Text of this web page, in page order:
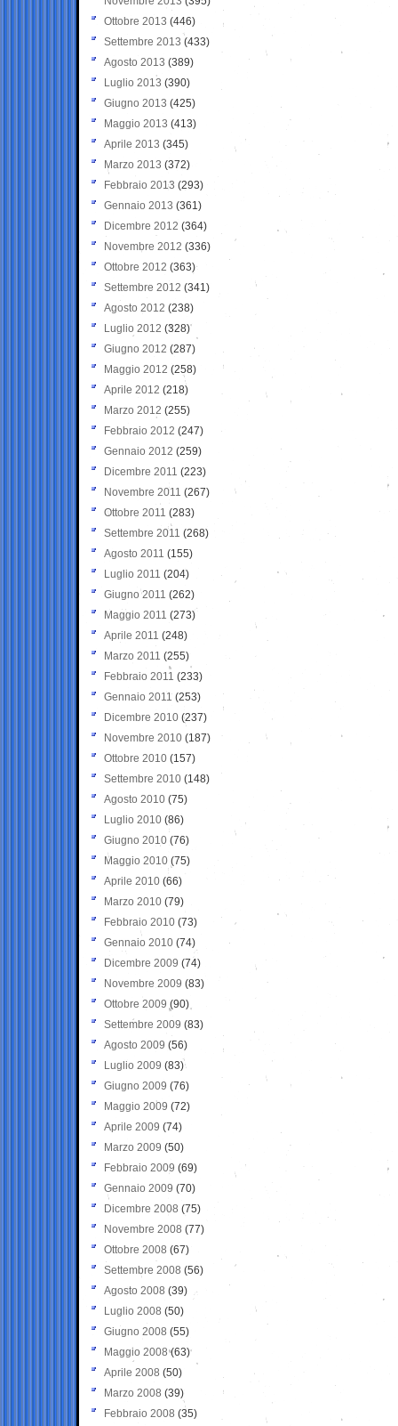
Ottobre 2013 (446)
Settembre 2013 (433)
Agosto 2013 (389)
Luglio 2013 (390)
Giugno 2013 (425)
Maggio 2013 (413)
Aprile 2013 (345)
Marzo 2013 (372)
Febbraio 2013 (293)
Gennaio 2013 (361)
Dicembre 2012 (364)
Novembre 2012 (336)
Ottobre 2012 (363)
Settembre 2012 (341)
Agosto 2012 (238)
Luglio 2012 (328)
Giugno 2012 (287)
Maggio 2012 (258)
Aprile 2012 (218)
Marzo 2012 (255)
Febbraio 2012 (247)
Gennaio 2012 (259)
Dicembre 2011 (223)
Novembre 2011 (267)
Ottobre 2011 (283)
Settembre 2011 (268)
Agosto 2011 (155)
Luglio 2011 (204)
Giugno 2011 (262)
Maggio 2011 (273)
Aprile 2011 (248)
Marzo 2011 (255)
Febbraio 2011 (233)
Gennaio 2011 (253)
Dicembre 2010 (237)
Novembre 2010 (187)
Ottobre 2010 (157)
Settembre 2010 (148)
Agosto 2010 (75)
Luglio 2010 (86)
Giugno 2010 (76)
Maggio 2010 (75)
Aprile 2010 (66)
Marzo 2010 (79)
Febbraio 2010 (73)
Gennaio 2010 (74)
Dicembre 2009 (74)
Novembre 2009 (83)
Ottobre 2009 (90)
Settembre 2009 (83)
Agosto 2009 (56)
Luglio 2009 (83)
Giugno 2009 (76)
Maggio 2009 (72)
Aprile 2009 (74)
Marzo 2009 (50)
Febbraio 2009 (69)
Gennaio 2009 (70)
Dicembre 2008 (75)
Novembre 2008 (77)
Ottobre 2008 (67)
Settembre 2008 (56)
Agosto 2008 (39)
Luglio 2008 (50)
Giugno 2008 (55)
Maggio 2008(63)
Aprile 2008 (50)
Marzo 2008 (39)
Febbraio 2008 (35)